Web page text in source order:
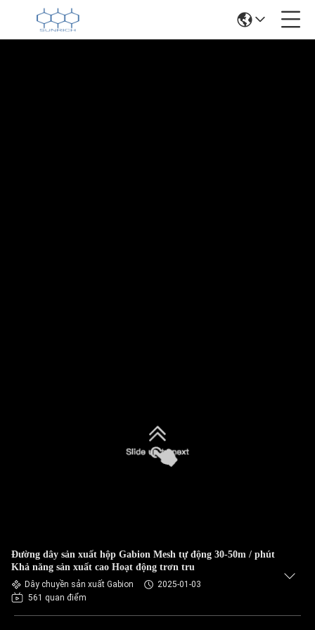
Đường dây sản xuất hộp Gabion Mesh tự động 30-50m / phút
Khả năng sản xuất cao Hoạt động trơn tru
Dây chuyền sản xuất Gabion
2025-01-03
561 quan điểm